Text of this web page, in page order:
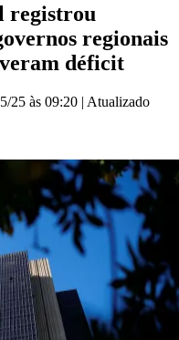
registrou
regionais
déficit
25 às 09:20 | Atualizado